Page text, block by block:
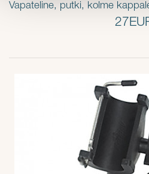
Vapateline, putki, kolme